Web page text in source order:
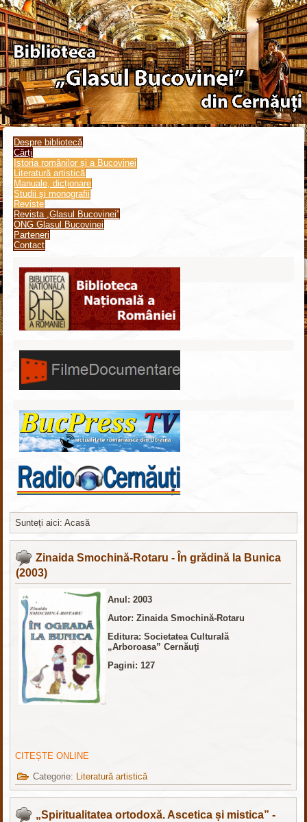
Despre bibliotecă
Cărți
Istoria românilor și a Bucovinei
Literatură artistică
Manuale, dicționare
Studii și monografii
Reviste
Revista „Glasul Bucovinei”
ONG Glasul Bucovinei
Parteneri
Contact
Sunteți aici:Acasă
Zinaida Smochină-Rotaru - În grădină la Bunica
(2003)
Anul: 2003
Autor: Zinaida Smochină-Rotaru
Editura:Societatea Culturală
„Arboroasa” Cernăuţi
Pagini: 127
CITEȘTE ONLINE
Categorie:
Literatură artistică
„Spiritualitatea ortodoxă. Ascetica și mistica” -